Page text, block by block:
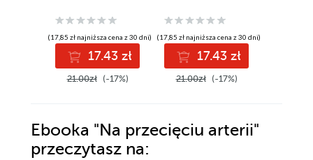
(17,85 zł najniższa cena z 30 dni)
17.43 zł
21.00zł (-17%)
(17,85 zł najniższa cena z 30 dni)
17.43 zł
21.00zł (-17%)
Ebooka "Na przecięciu arterii"
przeczytasz na: